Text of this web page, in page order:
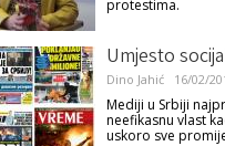
protestima.
Umjesto
Dino Jahić 16/02/
Mediji u Srbiji
neefikasnu vlast
uskoro sve